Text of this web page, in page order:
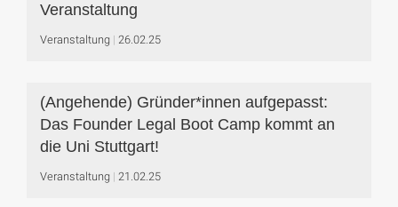
Veranstaltung
Veranstaltung 26.02.25
(Angehende) Gründer*innen aufgepasst:
Das Founder Legal Boot Camp kommt an
die Uni Stuttgart!
Veranstaltung 21.02.25